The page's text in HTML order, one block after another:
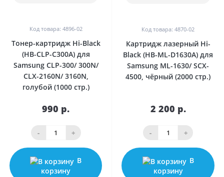
Код товара: 4896-02
Тонер-картридж Hi-Black
(HB-CLP-C300A) для
Samsung CLP-300/ 300N/
CLX-2160N/ 3160N,
голубой (1000 стр.)
990 р.
- +
В
корзину
Код товара: 4870-02
Картридж лазерный Hi-
Black (HB-ML-D1630A) для
Samsung ML-1630/ SCX-
4500, чёрный (2000 стр.)
2 200 р.
- +
В
корзину